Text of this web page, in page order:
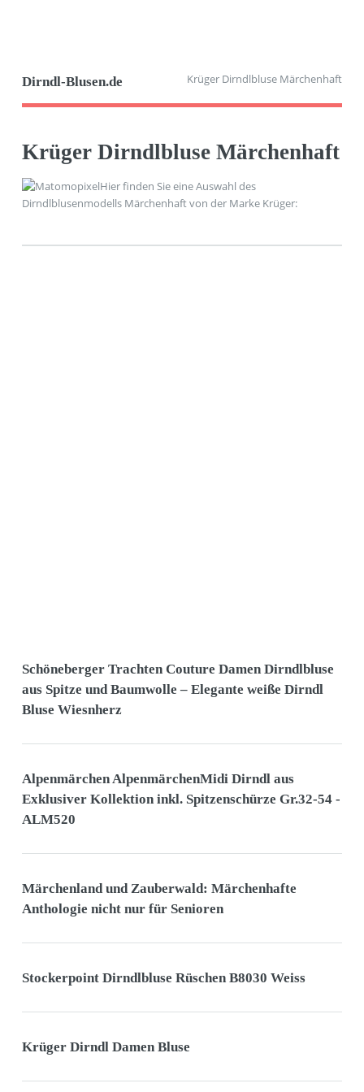
Dirndl-Blusen.de Krüger Dirndlbluse Märchenhaft
Krüger Dirndlbluse Märchenhaft
Hier finden Sie eine Auswahl des
Dirndlblusenmodells Märchenhaft von der Marke Krüger:
Schöneberger Trachten Couture Damen Dirndlbluse
aus Spitze und Baumwolle – Elegante weiße Dirndl
Bluse Wiesnherz
Alpenmärchen AlpenmärchenMidi Dirndl aus
Exklusiver Kollektion inkl. Spitzenschürze Gr.32-54 -
ALM520
Märchenland und Zauberwald: Märchenhafte
Anthologie nicht nur für Senioren
Stockerpoint Dirndlbluse Rüschen B8030 Weiss
Krüger Dirndl Damen Bluse